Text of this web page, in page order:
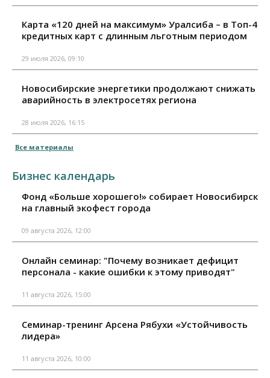
Карта «120 дней на максимум» Уралсиба – в Топ-4
кредитных карт с длинным льготным периодом
29 июля 2026, 09:10
Новосибирские энергетики продолжают снижать
аварийность в электросетях региона
28 июля 2026, 16:15
Все материалы
Бизнес календарь
Фонд «Больше хорошего!» собирает Новосибирск
на главный экофест города
09 августа 2026, 12:00
Онлайн семинар: "Почему возникает дефицит
персонала - какие ошибки к этому приводят"
11 августа 2026, 15:00
Семинар-тренинг Арсена Рябухи «Устойчивость
лидера»
11 августа 2026, 10:00